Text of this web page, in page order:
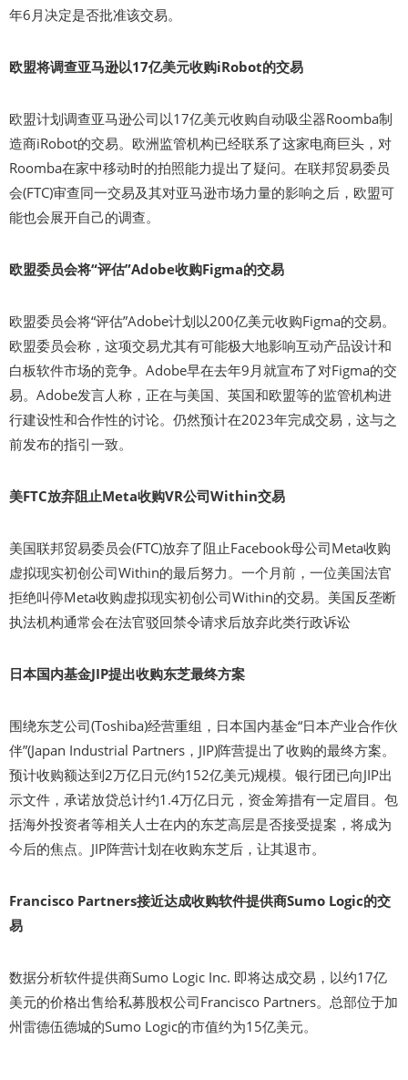
年6月决定是否批准该交易。
欧盟将调查亚马逊以17亿美元收购iRobot的交易
欧盟计划调查亚马逊公司以17亿美元收购自动吸尘器Roomba制
造商iRobot的交易。欧洲监管机构已经联系了这家电商巨头，对
Roomba在家中移动时的拍照能力提出了疑问。在联邦贸易委员
会(FTC)审查同一交易及其对亚马逊市场力量的影响之后，欧盟可
能也会展开自己的调查。
欧盟委员会将“评估”Adobe收购Figma的交易
欧盟委员会将“评估”Adobe计划以200亿美元收购Figma的交易。
欧盟委员会称，这项交易尤其有可能极大地影响互动产品设计和
白板软件市场的竞争。Adobe早在去年9月就宣布了对Figma的交
易。Adobe发言人称，正在与美国、英国和欧盟等的监管机构进
行建设性和合作性的讨论。仍然预计在2023年完成交易，这与之
前发布的指引一致。
美FTC放弃阻止Meta收购VR公司Within交易
美国联邦贸易委员会(FTC)放弃了阻止Facebook母公司Meta收购
虚拟现实初创公司Within的最后努力。一个月前，一位美国法官
拒绝叫停Meta收购虚拟现实初创公司Within的交易。美国反垄断
执法机构通常会在法官驳回禁令请求后放弃此类行政诉讼
日本国内基金JIP提出收购东芝最终方案
围绕东芝公司(Toshiba)经营重组，日本国内基金“日本产业合作伙
伴”(Japan Industrial Partners，JIP)阵营提出了收购的最终方案。
预计收购额达到2万亿日元(约152亿美元)规模。银行团已向JIP出
示文件，承诺放贷总计约1.4万亿日元，资金筹措有一定眉目。包
括海外投资者等相关人士在内的东芝高层是否接受提案，将成为
今后的焦点。JIP阵营计划在收购东芝后，让其退市。
Francisco Partners接近达成收购软件提供商Sumo Logic的交
易
数据分析软件提供商Sumo Logic Inc. 即将达成交易，以约17亿
美元的价格出售给私募股权公司Francisco Partners。总部位于加
州雷德伍德城的Sumo Logic的市值约为15亿美元。